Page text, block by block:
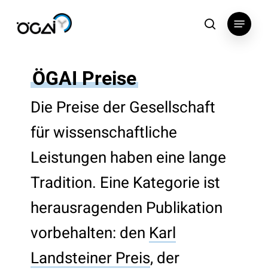
search
Menu
ÖGAI Preise
Die Preise der Gesellschaft
für wissenschaftliche
Leistungen haben eine lange
Tradition. Eine Kategorie ist
herausragenden Publikation
vorbehalten: den Karl
Landsteiner Preis, der